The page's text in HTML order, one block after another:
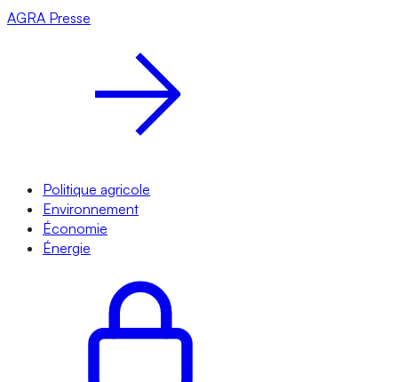
AGRA Presse
Politique agricole
Environnement
Économie
Énergie